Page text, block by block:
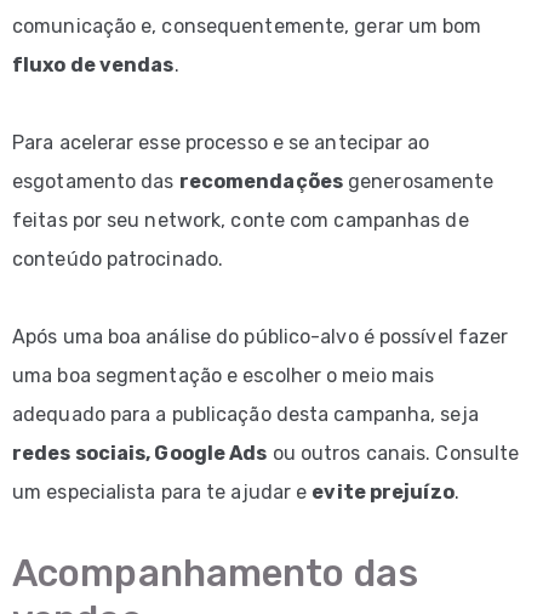
comunicação e, consequentemente, gerar um bom
fluxo de vendas.
Para acelerar esse processo e se antecipar ao
esgotamento das recomendaçõesgenerosamente
feitas por seu network, conte com campanhas de
conteúdo patrocinado.
Após uma boa análise do público-alvo é possível fazer
uma boa segmentação e escolher o meio mais
adequado para a publicação desta campanha, seja
redes sociais, Google Ads ou outros canais. Consulte
um especialista para te ajudar e evite prejuízo.
Acompanhamento das